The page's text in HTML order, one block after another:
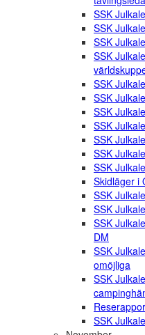
SSK
SSK
SSK
SSK
SSK
SSK
SSK
SSK
SSK
SSK
SSK
Skidläger i
SSK
SSK
SSK
DM
SSK
omöjliga
SSK
SSK